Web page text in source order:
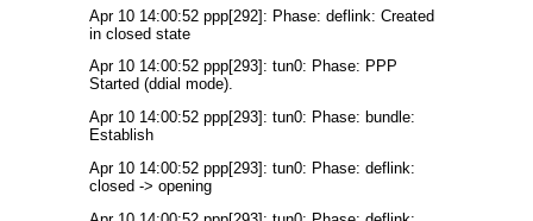
Apr 10 14:00:52 ppp[292]: Phase: deflink: Created
in closed state
Apr 10 14:00:52 ppp[293]: tun0: Phase: PPP
Started (ddial mode).
Apr 10 14:00:52 ppp[293]: tun0: Phase: bundle:
Establish
Apr 10 14:00:52 ppp[293]: tun0: Phase: deflink:
closed -> opening